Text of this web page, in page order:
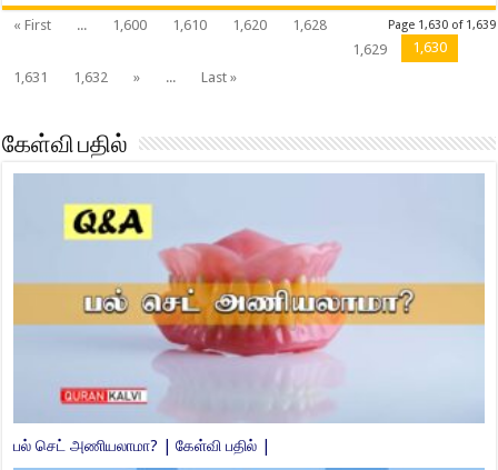
Page 1,630 of 1,639
« First ... 1,600 1,610 1,620
1,628
1,629
1,630
1,631
1,632 » ... Last »
கேள்வி பதில்
சகோதர சகோதரிக்கு ஸக்காத் கொடுக்கலாமா ?